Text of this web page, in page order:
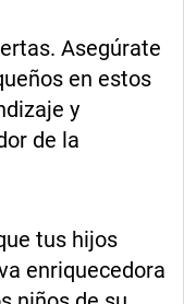
Asegúrate
en estos
y
de la
tus hijos
enriquecedora